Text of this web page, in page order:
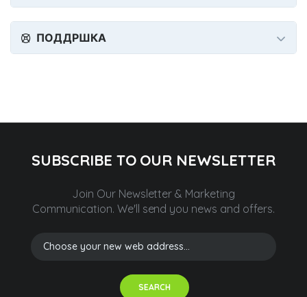
ПОДДРШКА
SUBSCRIBE TO OUR NEWSLETTER
Join Our Newsletter & Marketing
Communication. We'll send you news and offers.
SEARCH